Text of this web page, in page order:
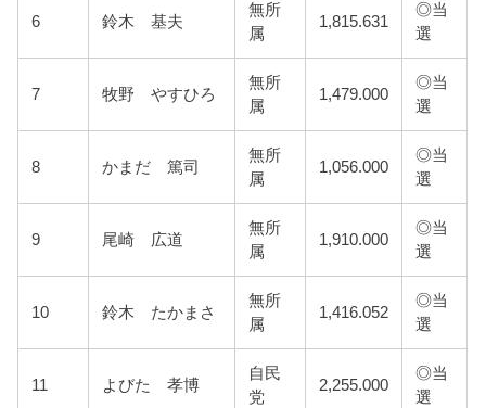
6 鈴木 基夫
無所
属
1,815.631
◎当
選
7 牧野 やすひろ
無所
属
1,479.000
◎当
選
8 かまだ 篤司
無所
属
1,056.000
◎当
選
9 尾崎 広道
無所
属
1,910.000
◎当
選
10 鈴木 たかまさ
無所
属
1,416.052
◎当
選
11 よびた 孝博
自民
党
2,255.000
◎当
選